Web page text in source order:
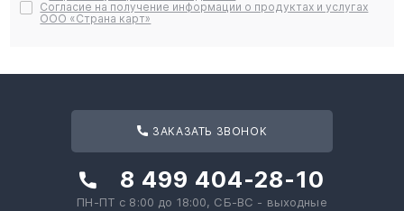
Согласие на получение информации о продуктах и услугах
ООО «Страна карт»
ЗАКАЗАТЬ ЗВОНОК
8 499 404-28-10
ПН-ПТ с 8:00 до 18:00, СБ-ВС - выходные